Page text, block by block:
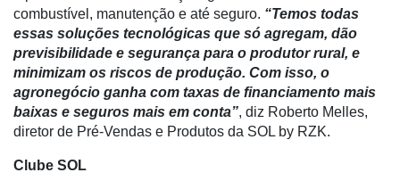
E-
Commerce
Informatização
da
Agricultura
Vertical
Software
combustível, manutenção e até seguro. “Temos todas
essas soluções tecnológicas que só agregam, dão
previsibilidade e segurança para o produtor rural, e
minimizam os riscos de produção. Com isso, o
agronegócio ganha com taxas de financiamento mais
baixas e seguros mais em conta”, diz Roberto Melles,
diretor de Pré-Vendas e Produtos da SOL by RZK.
Clube SOL